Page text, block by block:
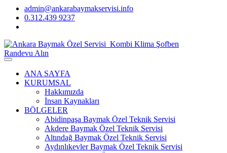
admin@ankarabaymakservisi.info
0.312.439 9237
Randevu Alın
ANA SAYFA
KURUMSAL
Hakkımızda
İnsan Kaynakları
BÖLGELER
Abidinpaşa Baymak Özel Teknik Servisi
Akdere Baymak Özel Teknik Servisi
Altındağ Baymak Özel Teknik Servisi
Aydınlıkevler Baymak Özel Teknik Servisi